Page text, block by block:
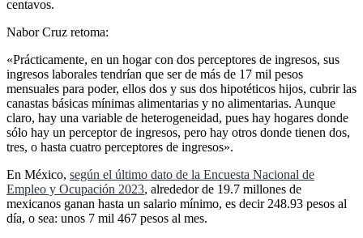
centavos.
Nabor Cruz retoma:
«Prácticamente, en un hogar con dos perceptores de ingresos, sus
ingresos laborales tendrían que ser de más de 17 mil pesos
mensuales para poder, ellos dos y sus dos hipotéticos hijos, cubrir las
canastas básicas mínimas alimentarias y no alimentarias. Aunque
claro, hay una variable de heterogeneidad, pues hay hogares donde
sólo hay un perceptor de ingresos, pero hay otros donde tienen dos,
tres, o hasta cuatro perceptores de ingresos».
En México, según el último dato de la Encuesta Nacional de
Empleo y Ocupación 2023, alrededor de 19.7 millones de
mexicanos ganan hasta un salario mínimo, es decir 248.93 pesos al
día, o sea: unos 7 mil 467 pesos al mes.